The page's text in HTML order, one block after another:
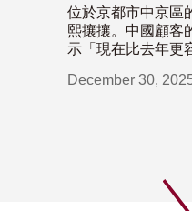
位於京都市中京區
熙攘攘。中國顧客
示「現在比去年更
December 30,